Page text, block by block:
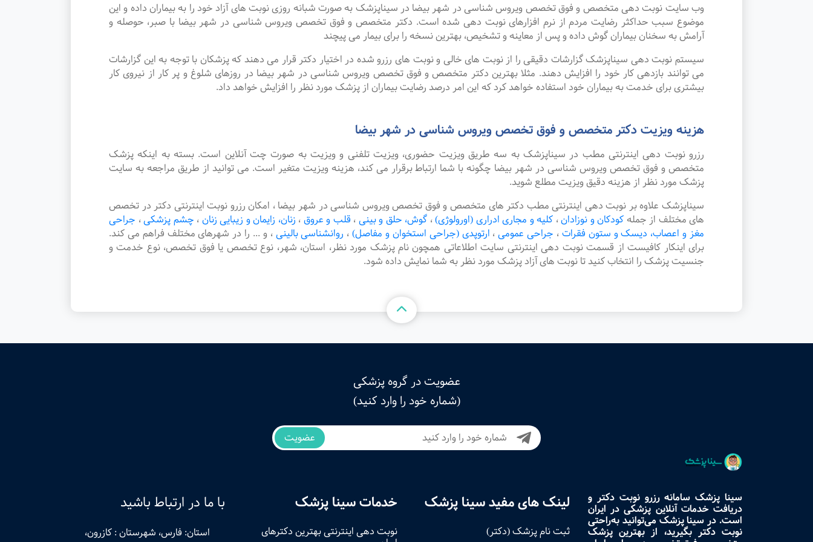
وب سایت نوبت دهی متخصص و فوق تخصص ویروس شناسی در شهر بیضا در سیناپزشک به صورت شبانه روزی نوبت های آزاد خود را به بیماران داده و این
موضوع سبب حداکثر رضایت مردم از نرم افزارهای نوبت دهی شده است. دکتر متخصص و فوق تخصص ویروس شناسی در شهر بیضا با صبر، حوصله و
آرامش به سخنان بیماران گوش داده و پس از معاینه و تشخیص، بهترین نسخه را برای بیمار می پیچند
سیستم نوبت دهی سیناپزشک گزارشات دقیقی را از نوبت های خالی و نوبت های رزرو شده در اختیار دکتر قرار می دهند که پزشکان با توجه به این گزارشات
می توانند بازدهی کار خود را افزایش دهند. مثلا بهترین دکتر متخصص و فوق تخصص ویروس شناسی در شهر بیضا در روزهای شلوغ و پر کار از نیروی کار
بیشتری برای خدمت به بیماران خود استفاده خواهد کرد که این امر درصد رضایت بیماران از پزشک مورد نظر را افزایش خواهد داد.
هزینه ویزیت دکتر متخصص و فوق تخصص ویروس شناسی در شهر بیضا
رزرو نوبت دهی اینترنتی مطب در سیناپزشک به سه طریق ویزیت حضوری، ویزیت تلفنی و ویزیت به صورت چت آنلاین است. بسته به اینکه پزشک
متخصص و فوق تخصص ویروس شناسی در شهر بیضا چگونه با شما ارتباط برقرار می کند، هزینه ویزیت متغیر است. می توانید از طریق مراجعه به سایت
پزشک مورد نظر از هزینه دقیق ویزیت مطلع شوید.
سیناپزشک علاوه بر نوبت دهی اینترنتی مطب دکتر های متخصص و فوق تخصص ویروس شناسی در شهر بیضا ، امکان رزرو نوبت اینترنتی دکتر در تخصص
های مختلف از جمله کودکان و نوزادان، کلیه و مجاری ادراری (اورولوژی)، گوش، حلق و بینی ، قلب و عروق ، زنان، زایمان و زیبایی زنان ، چشم پزشکی، جراحی
مغز و اعصاب، دیسک و ستون فقرات ، جراحی عمومی ، ارتوپدی (جراحی استخوان و مفاصل) ، روانشناسی بالینی ، و ... را در شهرهای مختلف فراهم می کند.
برای اینکار کافیست از قسمت نوبت دهی اینترنتی سایت اطلاعاتی همچون نام پزشک مورد نظر، استان، شهر، نوع تخصص یا فوق تخصص، نوع خدمت و
جنسیت پزشک را انتخاب کنید تا نوبت های آزاد پزشک مورد نظر به شما نمایش داده شود.
عضویت در گروه پزشکی
(شماره خود را وارد کنید)
عضویت
سینا پزشک سامانه رزرو نوبت دکتر و
دریافت خدمات آنلاین پزشکی در ایران
است. در سینا پزشک می‌توانید به‌راحتی
نوبت دکتر بگیرید، از بهترین پزشک
لینک های مفید سینا پزشک
ثبت نام پزشک (دکتر)
خدمات سینا پزشک
نوبت‌ دهی اینترنتی بهترین دکترهای
با ما در ارتباط باشید
استان: فارس، شهرستان : کازرون،